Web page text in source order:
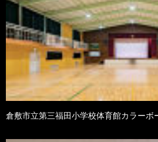
倉敷市立第三福田小学校体育館カラーボ